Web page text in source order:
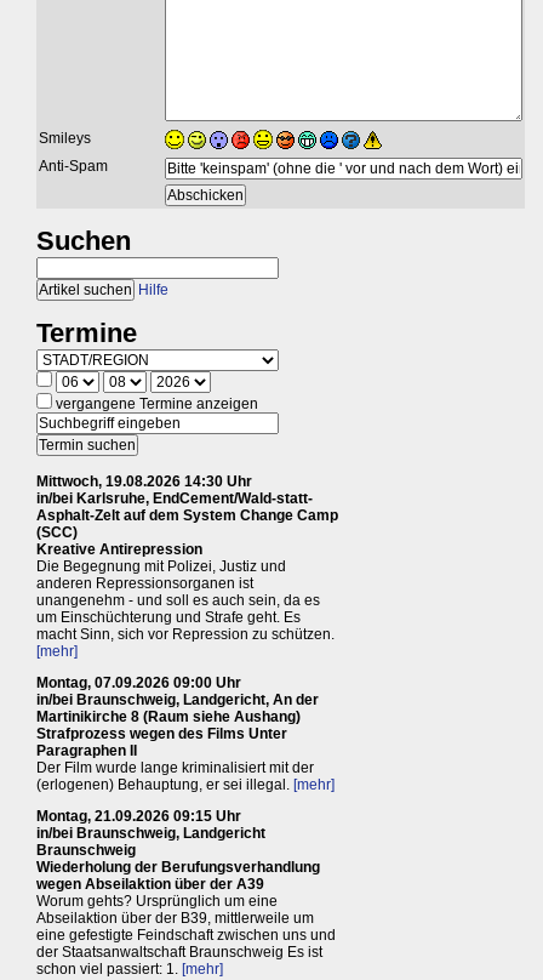
Smileys
Anti-Spam
Suchen
Hilfe
Termine
vergangene Termine anzeigen
Mittwoch, 19.08.2026 14:30 Uhr
in/bei Karlsruhe, EndCement/Wald-statt-
Asphalt-Zelt auf dem System Change Camp
(SCC)
Kreative Antirepression
Die Begegnung mit Polizei, Justiz und
anderen Repressionsorganen ist
unangenehm - und soll es auch sein, da es
um Einschüchterung und Strafe geht. Es
macht Sinn, sich vor Repression zu schützen.
[mehr]
Montag, 07.09.2026 09:00 Uhr
in/bei Braunschweig, Landgericht, An der
Martinikirche 8 (Raum siehe Aushang)
Strafprozess wegen des Films Unter
Paragraphen II
Der Film wurde lange kriminalisiert mit der
(erlogenen) Behauptung, er sei illegal. [mehr]
Montag, 21.09.2026 09:15 Uhr
in/bei Braunschweig, Landgericht
Braunschweig
Wiederholung der Berufungsverhandlung
wegen Abseilaktion über der A39
Worum gehts? Ursprünglich um eine
Abseilaktion über der B39, mittlerweile um
eine gefestigte Feindschaft zwischen uns und
der Staatsanwaltschaft Braunschweig Es ist
schon viel passiert: 1. [mehr]